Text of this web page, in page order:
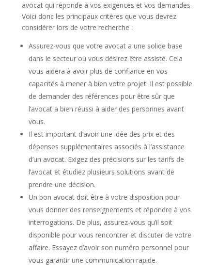
avocat qui réponde à vos exigences et vos demandes.
Voici donc les principaux critères que vous devrez
considérer lors de votre recherche :
Assurez-vous que votre avocat a une solide base
dans le secteur où vous désirez être assisté. Cela
vous aidera à avoir plus de confiance en vos
capacités à mener à bien votre projet. Il est possible
de demander des références pour être sûr que
l’avocat a bien réussi à aider des personnes avant
vous.
Il est important d’avoir une idée des prix et des
dépenses supplémentaires associés à l’assistance
d’un avocat. Exigez des précisions sur les tarifs de
l’avocat et étudiez plusieurs solutions avant de
prendre une décision.
Un bon avocat doit être à votre disposition pour
vous donner des renseignements et répondre à vos
interrogations. De plus, assurez-vous qu’il soit
disponible pour vous rencontrer et discuter de votre
affaire. Essayez d’avoir son numéro personnel pour
vous garantir une communication rapide.